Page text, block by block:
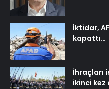
İktidar,
kapattı…
İhraçları
ikinci kez